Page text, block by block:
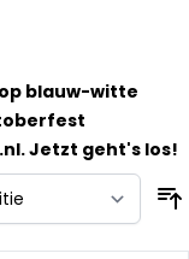
blauw-witte
Jetzt geht's los!